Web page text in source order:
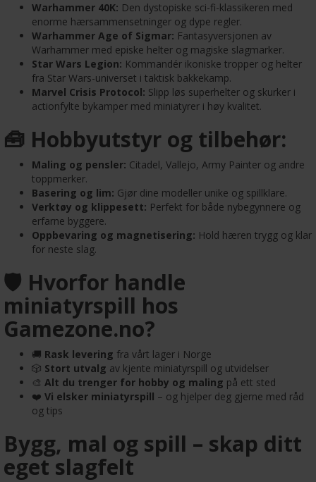
Warhammer 40K: Den dystopiske sci-fi-klassikeren med
enorme hærsammensetninger og dype regler.
Warhammer Age of Sigmar: Fantasyversjonen av
Warhammer med episke helter og magiske slagmarker.
Star Wars Legion: Kommandér ikoniske tropper og helter
fra Star Wars-universet i taktisk bakkekamp.
Marvel Crisis Protocol: Slipp løs superhelter og skurker i
actionfylte bykamper med miniatyrer i høy kvalitet.
🧰 Hobbyutstyr og tilbehør:
Maling og pensler: Citadel, Vallejo, Army Painter og andre
toppmerker.
Basering og lim: Gjør dine modeller unike og spillklare.
Verktøy og klippesett: Perfekt for både nybegynnere og
erfarne byggere.
Oppbevaring og magnetisering: Hold hæren trygg og klar
for neste slag.
🛡️ Hvorfor handle
miniatyrspill hos
Gamezone.no?
🚚 Rask levering fra vårt lager i Norge
🎲 Stort utvalg av kjente miniatyrspill og utvidelser
🎨 Alt du trenger for hobby og maling på ett sted
❤️ Vi elsker miniatyrspill – og hjelper deg gjerne med råd
og tips
Bygg, mal og spill – skap ditt
eget slagfelt